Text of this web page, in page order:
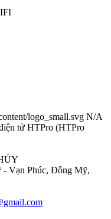
logo_small.svg N/A
tử HTPro (HTPro
Vạn Phúc, Đông Mỹ,